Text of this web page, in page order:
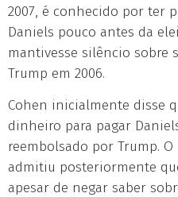
2007, é conhecido por ter
Daniels pouco antes da
mantivesse silêncio sobre
Trump em 2006.
Cohen inicialmente disse
dinheiro para pagar
reembolsado por Trump.
admitiu posteriormente
apesar de negar saber